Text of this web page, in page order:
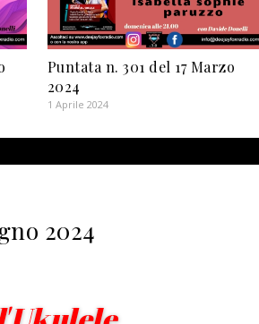
Puntata n. 301 del 17 Marzo
2024
1 Aprile 2024
2024